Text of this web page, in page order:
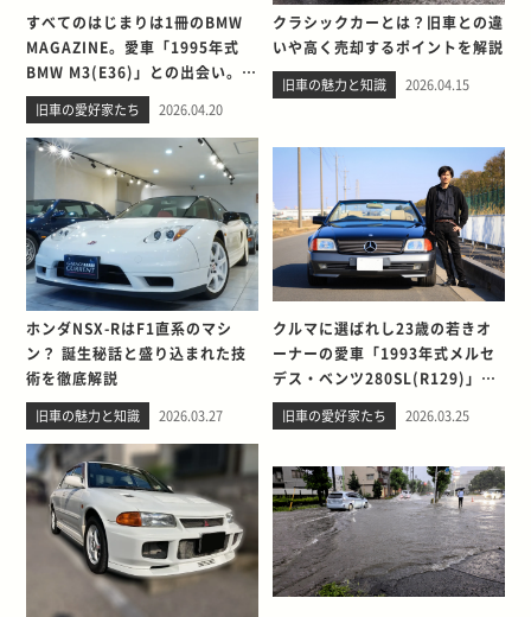
すべてのはじまりは1冊のBMW
MAGAZINE。愛車「1995年式
BMW M3(E36)」との出会い。そ
して別れを考える
旧車の愛好家たち 2026.04.20
クラシックカーとは？旧車との違
いや高く売却するポイントを解説
旧車の魅力と知識 2026.04.15
ホンダNSX-RはF1直系のマシ
ン？ 誕生秘話と盛り込まれた技
術を徹底解説
旧車の魅力と知識 2026.03.27
クルマに選ばれし23歳の若きオ
ーナーの愛車「1993年式メルセ
デス・ベンツ280SL(R129)」と
の出会い。そして別れを考える
旧車の愛好家たち 2026.03.25